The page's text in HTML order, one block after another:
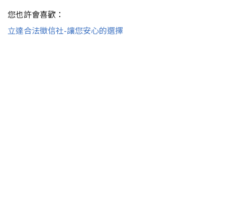
您也許會喜歡：
立達合法徵信社-讓您安心的選擇